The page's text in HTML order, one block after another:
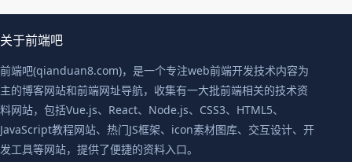
关于前端吧
前端吧(qianduan8.com)，是一个专注web前端开发技术内容为
主的博客网站和前端网址导航，收集有一大批前端相关的技术资
料网站，包括Vue.js、React、Node.js、CSS3、HTML5、
JavaScript教程网站、热门JS框架、icon素材图库、交互设计、开
发工具等网站，提供了便捷的资料入口。